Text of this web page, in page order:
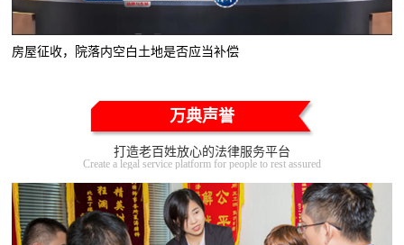
房屋征收，院落内空白土地是否应当补偿
万典声誉
打造老百姓放心的法律服务平台
Create a legal service platform for people to rest assured